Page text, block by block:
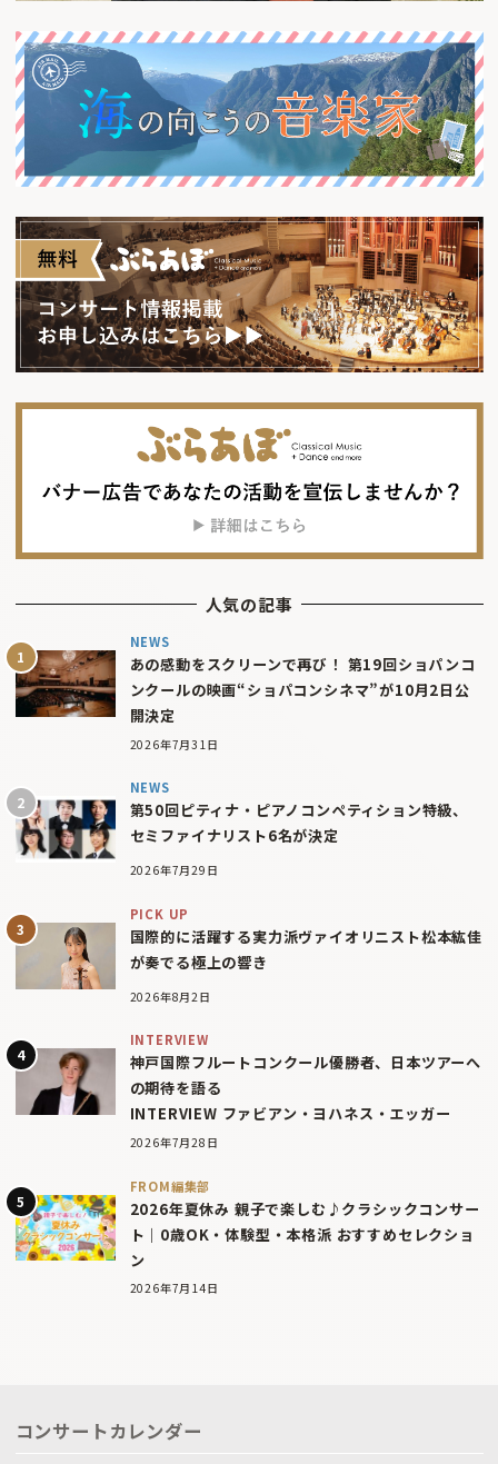
人気の記事
NEWS
あの感動をスクリーンで再び！ 第19回ショパンコ
ンクールの映画“ショパコンシネマ”が10月2日公
開決定
2026年7月31日
NEWS
第50回ピティナ・ピアノコンペティション特級、
セミファイナリスト6名が決定
2026年7月29日
PICK UP
国際的に活躍する実力派ヴァイオリニスト松本紘佳
が奏でる極上の響き
2026年8月2日
INTERVIEW
神戸国際フルートコンクール優勝者、日本ツアーへ
の期待を語る
INTERVIEW ファビアン・ヨハネス・エッガー
2026年7月28日
FROM編集部
2026年夏休み 親子で楽しむ♪クラシックコンサー
ト｜0歳OK・体験型・本格派 おすすめセレクショ
ン
2026年7月14日
コンサートカレンダー